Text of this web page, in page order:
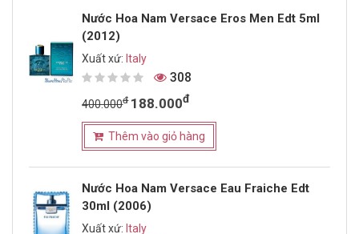
Nước Hoa Nam Versace Eros Men Edt 5ml
(2012)
Xuất xứ: Italy
308
400.000đ 188.000đ
Thêm vào giỏ hàng
Nước Hoa Nam Versace Eau Fraiche Edt
30ml (2006)
Xuất xứ: Italy